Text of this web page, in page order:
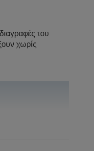
του
χωρίς